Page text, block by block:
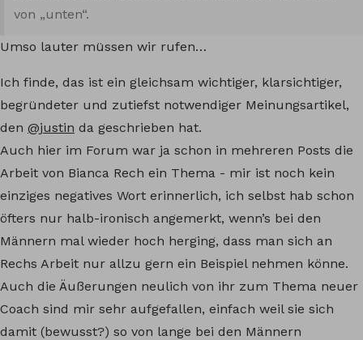
von „unten“.
Umso lauter müssen wir rufen…
Ich finde, das ist ein gleichsam wichtiger, klarsichtiger,
begründeter und zutiefst notwendiger Meinungsartikel,
den @justin da geschrieben hat.
Auch hier im Forum war ja schon in mehreren Posts die
Arbeit von Bianca Rech ein Thema - mir ist noch kein
einziges negatives Wort erinnerlich, ich selbst hab schon
öfters nur halb-ironisch angemerkt, wenn’s bei den
Männern mal wieder hoch herging, dass man sich an
Rechs Arbeit nur allzu gern ein Beispiel nehmen könne.
Auch die Äußerungen neulich von ihr zum Thema neuer
Coach sind mir sehr aufgefallen, einfach weil sie sich
damit (bewusst?) so von lange bei den Männern